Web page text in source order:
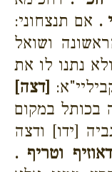
. אם תנצחוני:
ושואל
נתנו לו את
[דצה]
בכותל במקום
[ידו] ודצה
וטריף .